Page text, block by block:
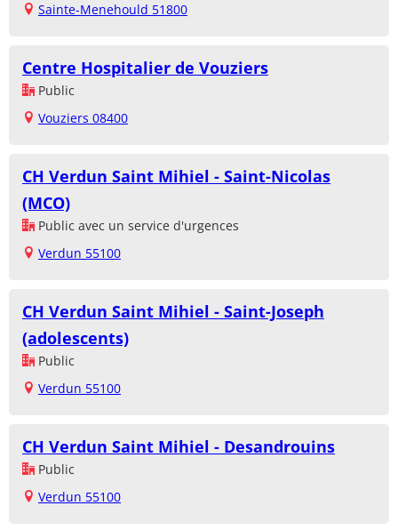
Sainte-Menehould 51800
Centre Hospitalier de Vouziers
Public
Vouziers 08400
CH Verdun Saint Mihiel - Saint-Nicolas
(MCO)
Public avec un service d'urgences
Verdun 55100
CH Verdun Saint Mihiel - Saint-Joseph
(adolescents)
Public
Verdun 55100
CH Verdun Saint Mihiel - Desandrouins
Public
Verdun 55100